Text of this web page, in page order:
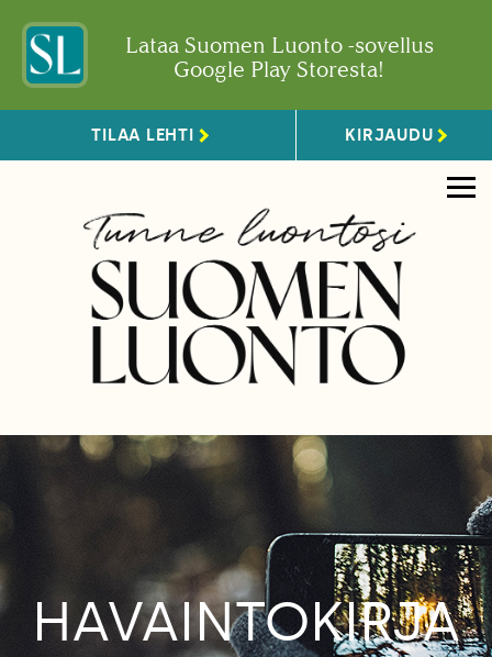
Lataa Suomen Luonto -sovellus
Google Play Storesta!
TILAA LEHTI KIRJAUDU
HAVAINTOKIRJA